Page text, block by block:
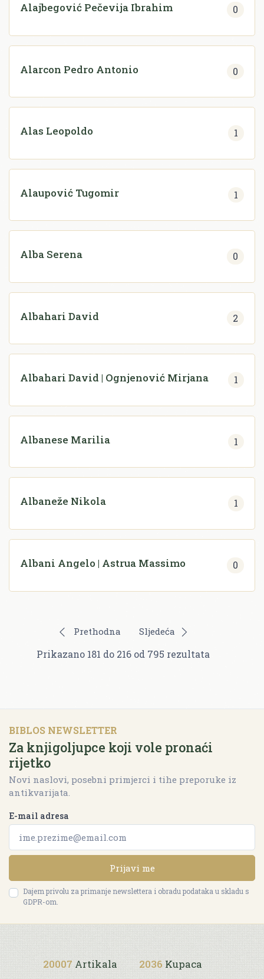
Alajbegović Pečevija Ibrahim 0
Alarcon Pedro Antonio 0
Alas Leopoldo 1
Alaupović Tugomir 1
Alba Serena 0
Albahari David 2
Albahari David | Ognjenović Mirjana 1
Albanese Marilia 1
Albaneže Nikola 1
Albani Angelo | Astrua Massimo 0
Prethodna Sljedeća
Prikazano 181 do 216 od 795 rezultata
BIBLOS NEWSLETTER
Za knjigoljupce koji vole pronaći
rijetko
Novi naslovi, posebni primjerci i tihe preporuke iz
antikvarijata.
E-mail adresa
Prijavi me
Dajem privolu za primanje newslettera i obradu podataka u skladu s
GDPR-om.
20007 Artikala 2036 Kupaca